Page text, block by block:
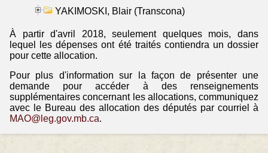
YAKIMOSKI, Blair (Transcona)
À partir d'avril 2018, seulement quelques mois, dans
lequel les dépenses ont été traités contiendra un dossier
pour cette allocation.
Pour plus d'information sur la façon de présenter une
demande pour accéder à des renseignements
supplémentaires concernant les allocations, communiquez
avec le Bureau des allocation des députés par courriel à
MAO@leg.gov.mb.ca.